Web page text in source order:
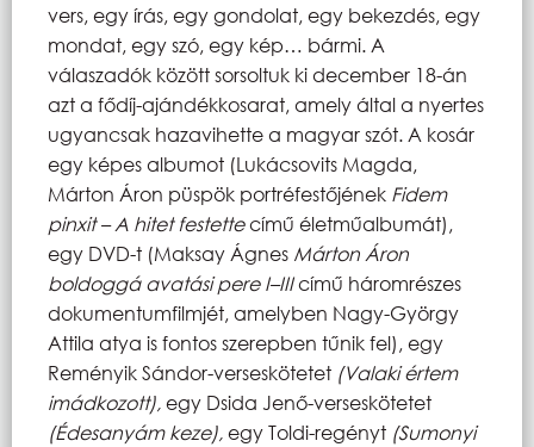
vers, egy írás, egy gondolat, egy bekezdés, egy
mondat, egy szó, egy kép… bármi. A
válaszadók között sorsoltuk ki december 18-án
azt a fődíj-ajándékkosarat, amely által a nyertes
ugyancsak hazavihette a magyar szót. A kosár
egy képes albumot (Lukácsovits Magda,
Márton Áron püspök portréfestőjének Fidem
pinxit – A hitet festettecímű életműalbumát),
egy DVD-t (Maksay Ágnes Márton Áron
boldoggá avatási pere I–IIIcímű háromrészes
dokumentumfilmjét, amelyben Nagy-György
Attila atya is fontos szerepben tűnik fel), egy
Reményik Sándor-verseskötetet (Valaki értem
imádkozott),egy Dsida Jenő-verseskötetet
(Édesanyám keze),egy Toldi-regényt (Sumonyi